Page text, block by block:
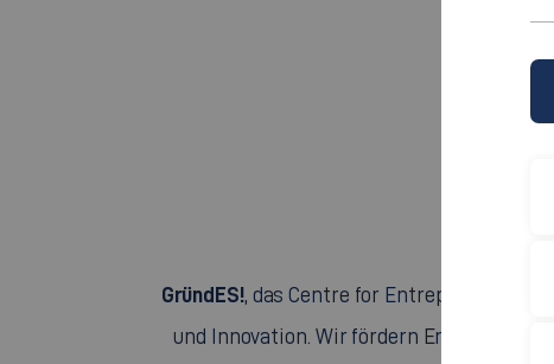
GründES!, das Centre for
und Innovation. Wir fördern